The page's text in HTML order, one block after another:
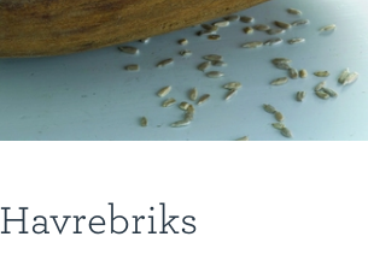
Havrebriks